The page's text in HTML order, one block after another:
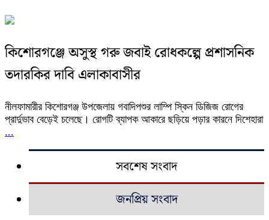
কিশোরগঞ্জে অসুস্থ গরু জবাই রোধকল্পে প্রশাসনিক
তদারকির দাবি এলাকাবাসীর
নীলফামারীর কিশোরগঞ্জ উপজেলায় গবাদিপশুর লাম্পি স্কিন ডিজিজ রোগের
প্রার্দুভাব বেড়েই চলেছে। রোগটি ব্যাপক আকারে ছড়িয়ে পড়ার কারনে দিশেহারা
...
সবশেষ সংবাদ
জনপ্রিয় সংবাদ